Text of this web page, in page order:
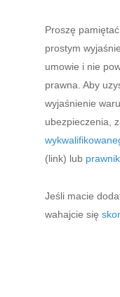
Proszę
prostym
umowie i nie
prawna. Aby
wyjaśnienie
ubezpieczenia,
(link) lub
Jeśli macie
wahajcie się